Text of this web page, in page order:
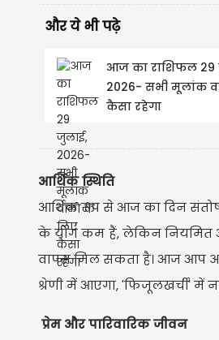
और ये भी पढ़े
आज का राशिफल 29
2026- सभी मूलांक
कैसा रहेगा
आर्थिक स्थिति
आर्थिक रूप से आज का दिन
के योग कम हैं, लेकिन नियमित
वापस मिल सकता है। आज आप
श्रेणी में आएगा, 'फिजूलखर्ची' में
प्रेम और पारिवारिक जीवन